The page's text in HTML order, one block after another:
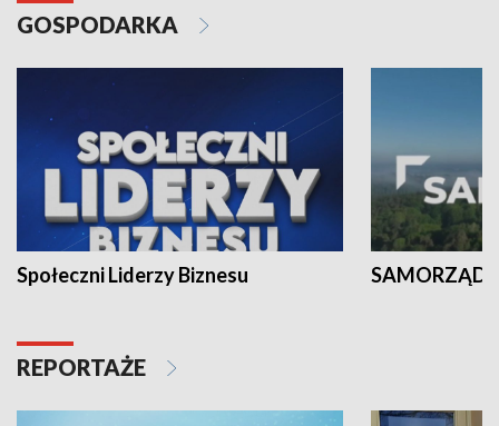
GOSPODARKA
Społeczni Liderzy Biznesu SAMORZĄD
REPORTAŻE